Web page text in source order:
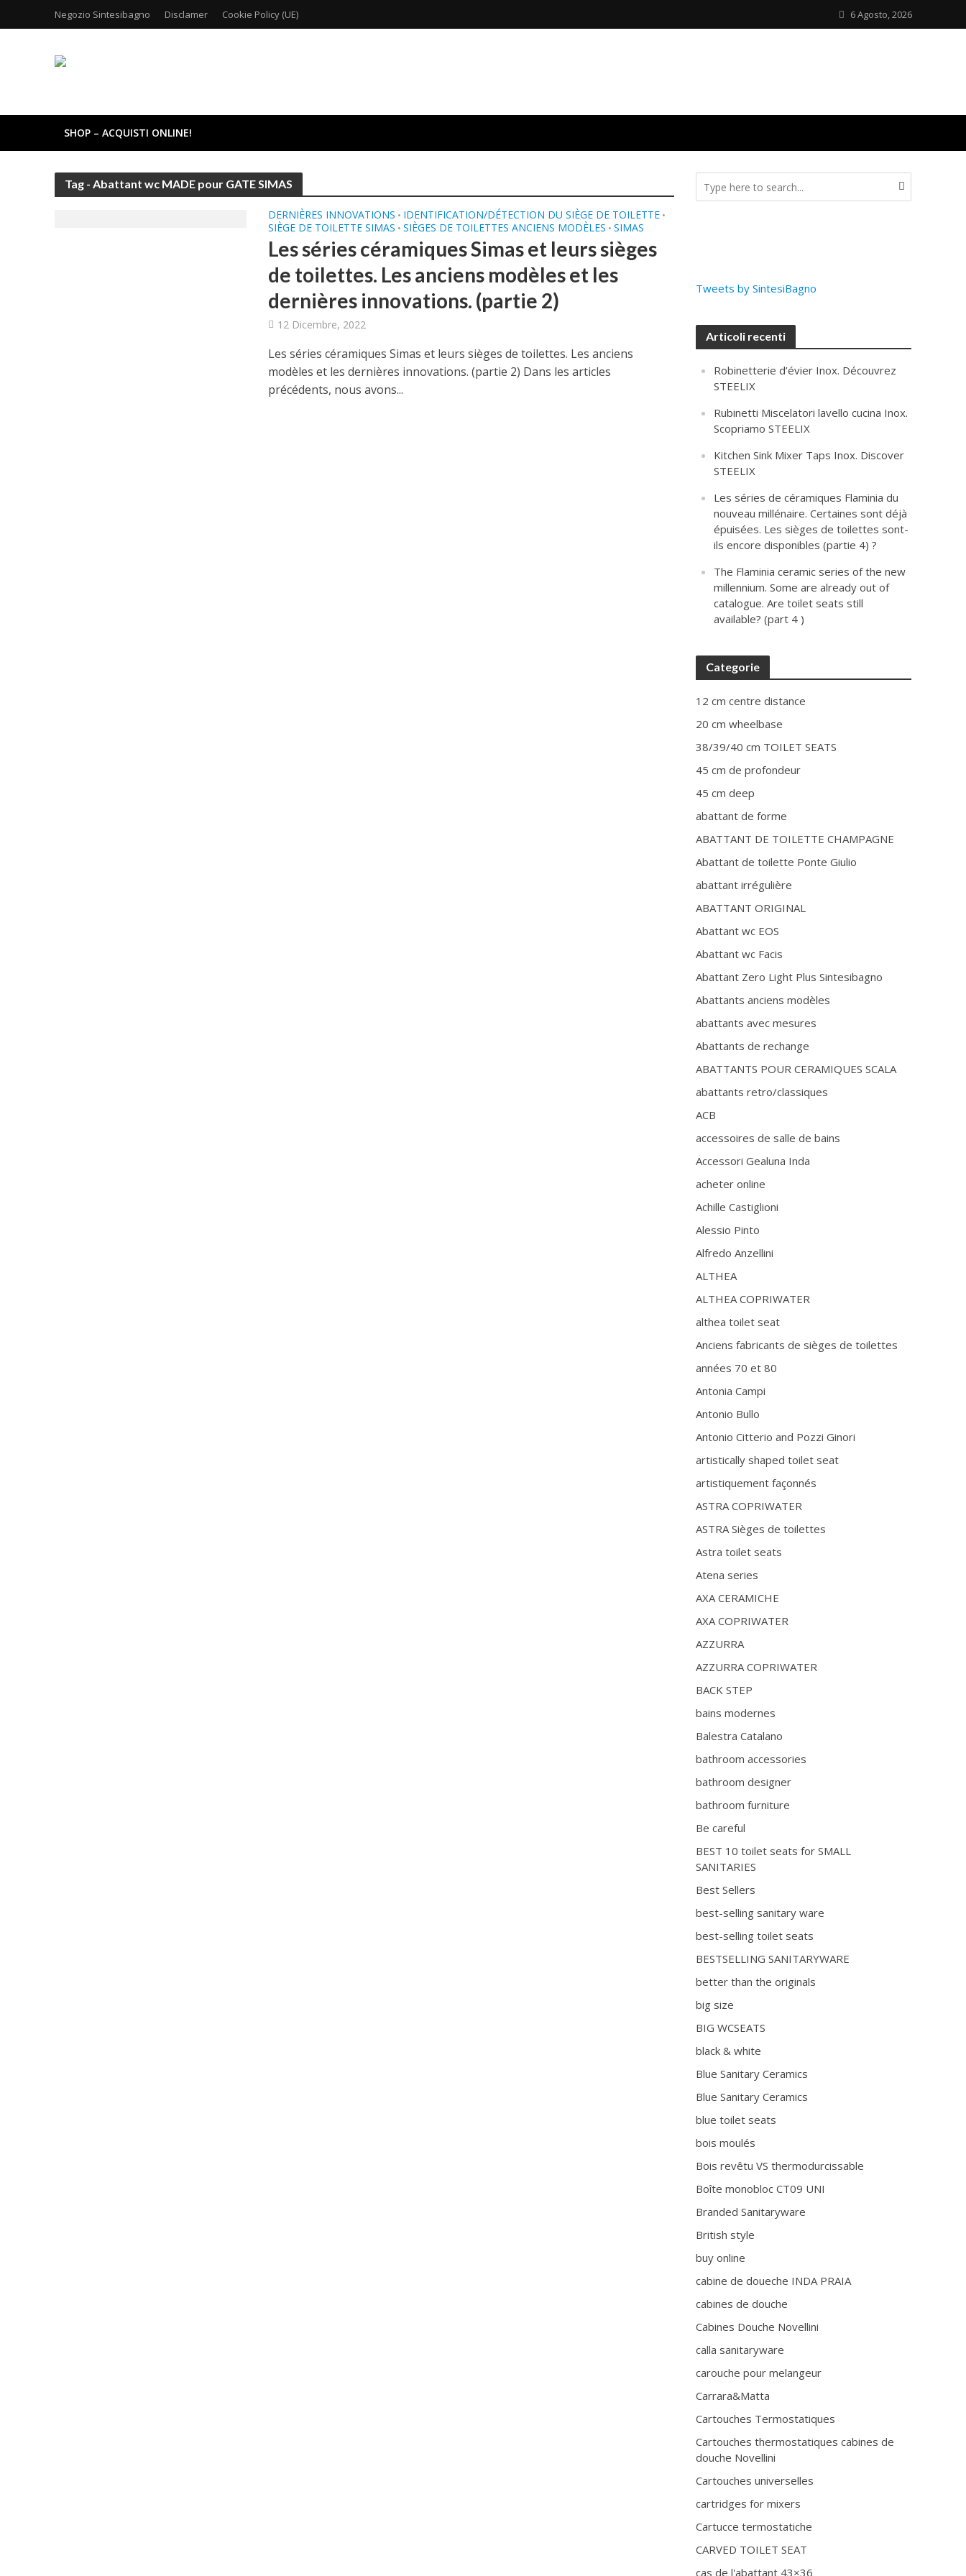
Negozio Sintesibagno Disclamer Cookie Policy (UE) 6 Agosto, 2026
SHOP – ACQUISTI ONLINE!
Tag - Abattant wc MADE pour GATE SIMAS
DERNIÈRES INNOVATIONS • IDENTIFICATION/DÉTECTION DU SIÈGE DE TOILETTE •
SIÈGE DE TOILETTE SIMAS • SIÈGES DE TOILETTES ANCIENS MODÈLES • SIMAS
Les séries céramiques Simas et leurs sièges
de toilettes. Les anciens modèles et les
dernières innovations. (partie 2)
12 Dicembre, 2022
Les séries céramiques Simas et leurs sièges de toilettes. Les anciens
modèles et les dernières innovations. (partie 2) Dans les articles
précédents, nous avons...
Tweets by SintesiBagno
Articoli recenti
Robinetterie d’évier Inox. Découvrez
STEELIX
Rubinetti Miscelatori lavello cucina Inox.
Scopriamo STEELIX
Kitchen Sink Mixer Taps Inox. Discover
STEELIX
Les séries de céramiques Flaminia du
nouveau millénaire. Certaines sont déjà
épuisées. Les sièges de toilettes sont-
ils encore disponibles (partie 4) ?
The Flaminia ceramic series of the new
millennium. Some are already out of
catalogue. Are toilet seats still
available? (part 4 )
Categorie
12 cm centre distance
20 cm wheelbase
38/39/40 cm TOILET SEATS
45 cm de profondeur
45 cm deep
abattant de forme
ABATTANT DE TOILETTE CHAMPAGNE
Abattant de toilette Ponte Giulio
abattant irrégulière
ABATTANT ORIGINAL
Abattant wc EOS
Abattant wc Facis
Abattant Zero Light Plus Sintesibagno
Abattants anciens modèles
abattants avec mesures
Abattants de rechange
ABATTANTS POUR CERAMIQUES SCALA
abattants retro/classiques
ACB
accessoires de salle de bains
Accessori Gealuna Inda
acheter online
Achille Castiglioni
Alessio Pinto
Alfredo Anzellini
ALTHEA
ALTHEA COPRIWATER
althea toilet seat
Anciens fabricants de sièges de toilettes
années 70 et 80
Antonia Campi
Antonio Bullo
Antonio Citterio and Pozzi Ginori
artistically shaped toilet seat
artistiquement façonnés
ASTRA COPRIWATER
ASTRA Sièges de toilettes
Astra toilet seats
Atena series
AXA CERAMICHE
AXA COPRIWATER
AZZURRA
AZZURRA COPRIWATER
BACK STEP
bains modernes
Balestra Catalano
bathroom accessories
bathroom designer
bathroom furniture
Be careful
BEST 10 toilet seats for SMALL
SANITARIES
Best Sellers
best-selling sanitary ware
best-selling toilet seats
BESTSELLING SANITARYWARE
better than the originals
big size
BIG WCSEATS
black & white
Blue Sanitary Ceramics
Blue Sanitary Ceramics
blue toilet seats
bois moulés
Bois revêtu VS thermodurcissable
Boîte monobloc CT09 UNI
Branded Sanitaryware
British style
buy online
cabine de doueche INDA PRAIA
cabines de douche
Cabines Douche Novellini
calla sanitaryware
carouche pour melangeur
Carrara&Matta
Cartouches Termostatiques
Cartouches thermostatiques cabines de
douche Novellini
Cartouches universelles
cartridges for mixers
Cartucce termostatiche
CARVED TOILET SEAT
cas de l'abattant 43×36